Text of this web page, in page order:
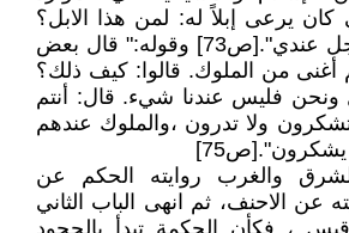
كان يرعى إبلاً له: لمن هذا الابل؟
فقال: هي لله عز وجل عندي".[ص73] وقوله:" قال بعض
أغنى من الملوك. قالوا: كيف ذلك؟
ونحن فليس عندنا شيء. قال: أنتم
ولا تدرون ،والملوك عندهم
يشكرون".[ص75]
والغرب روايته الحكم عن
عن الاحنف، ثم انهى الباب الثاني